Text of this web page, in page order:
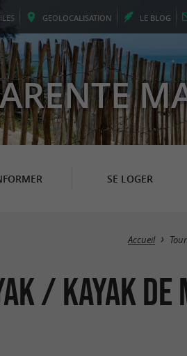
GEOLOCALISATION LE BLOG
SE LOGER
Accueil
/ Kayak